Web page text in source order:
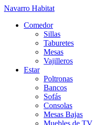
Navarro Habitat
Comedor
Sillas
Taburetes
Mesas
Vajilleros
Estar
Poltronas
Bancos
Sofás
Consolas
Mesas Bajas
Muebles de TV